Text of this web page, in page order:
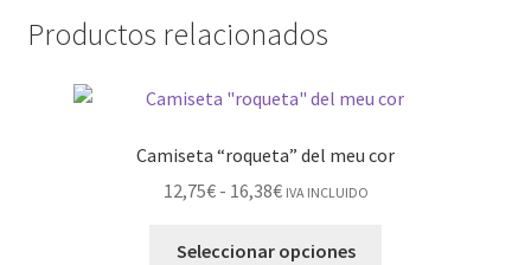
Productos relacionados
Camiseta “roqueta” del meu cor
12,75€ - 16,38€ IVA INCLUIDO
Seleccionar opciones